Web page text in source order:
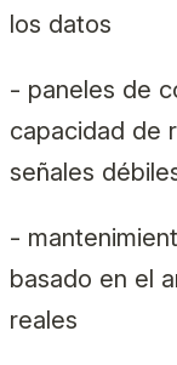
los datos
- paneles de
capacidad de
señales
-
basado en el
reales